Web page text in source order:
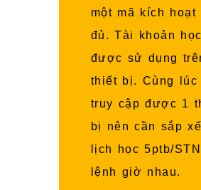
một mã kích hoạt
đủ. Tài khoản học
được sử dụng
thiết bị. Cùng lúc
truy cập được 1
bị nên cần sắp
lịch học 5ptb/
lệnh giờ nhau.